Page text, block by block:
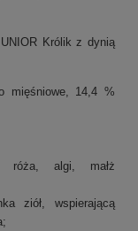
Królik z dynią
mięśniowe, 14,4 %
róża, algi, małż
ziół, wspierającą